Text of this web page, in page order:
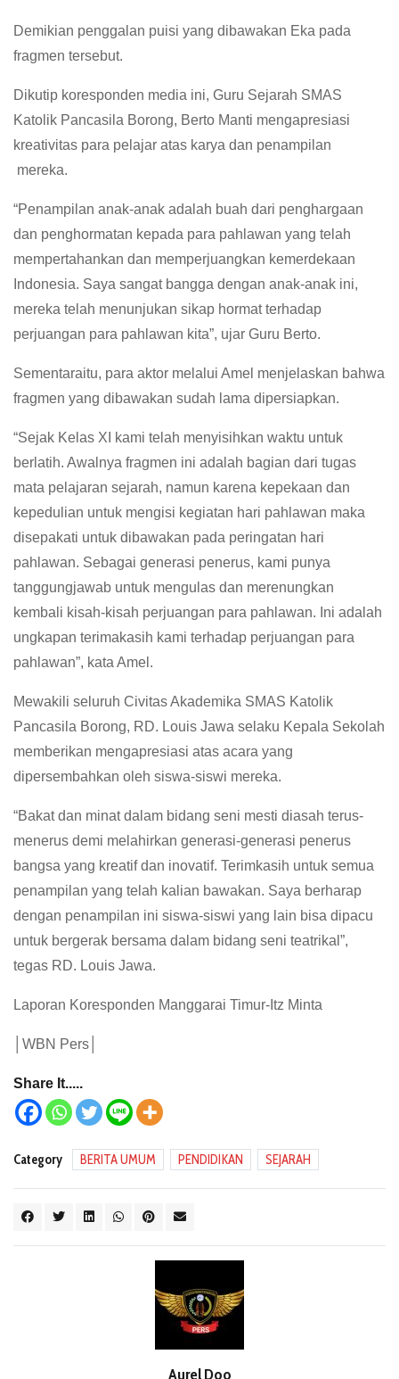
Demikian penggalan puisi yang dibawakan Eka pada
fragmen tersebut.
Dikutip koresponden media ini, Guru Sejarah SMAS
Katolik Pancasila Borong, Berto Manti mengapresiasi
kreativitas para pelajar atas karya dan penampilan
mereka.
“Penampilan anak-anak adalah buah dari penghargaan
dan penghormatan kepada para pahlawan yang telah
mempertahankan dan memperjuangkan kemerdekaan
Indonesia. Saya sangat bangga dengan anak-anak ini,
mereka telah menunjukan sikap hormat terhadap
perjuangan para pahlawan kita”, ujar Guru Berto.
Sementaraitu, para aktor melalui Amel menjelaskan bahwa
fragmen yang dibawakan sudah lama dipersiapkan.
“Sejak Kelas XI kami telah menyisihkan waktu untuk
berlatih. Awalnya fragmen ini adalah bagian dari tugas
mata pelajaran sejarah, namun karena kepekaan dan
kepedulian untuk mengisi kegiatan hari pahlawan maka
disepakati untuk dibawakan pada peringatan hari
pahlawan. Sebagai generasi penerus, kami punya
tanggungjawab untuk mengulas dan merenungkan
kembali kisah-kisah perjuangan para pahlawan. Ini adalah
ungkapan terimakasih kami terhadap perjuangan para
pahlawan”, kata Amel.
Mewakili seluruh Civitas Akademika SMAS Katolik
Pancasila Borong, RD. Louis Jawa selaku Kepala Sekolah
memberikan mengapresiasi atas acara yang
dipersembahkan oleh siswa-siswi mereka.
“Bakat dan minat dalam bidang seni mesti diasah terus-
menerus demi melahirkan generasi-generasi penerus
bangsa yang kreatif dan inovatif. Terimkasih untuk semua
penampilan yang telah kalian bawakan. Saya berharap
dengan penampilan ini siswa-siswi yang lain bisa dipacu
untuk bergerak bersama dalam bidang seni teatrikal”,
tegas RD. Louis Jawa.
Laporan Koresponden Manggarai Timur-Itz Minta
│WBN Pers│
Share It.....
Category BERITA UMUM PENDIDIKAN SEJARAH
Aurel Doo